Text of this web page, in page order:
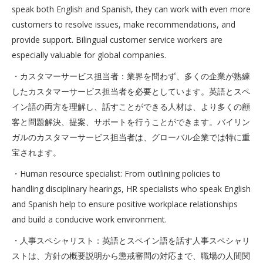
speak both English and Spanish, they can work with even more
customers to resolve issues, make recommendations, and
provide support. Bilingual customer service workers are
especially valuable for global companies.
・カスタマーサービス担当者：業界を問わず、多くの企業が熟練
したカスタマーサービス担当者を必要としています。英語とスペ
イン語の両方を理解し、話すことができる人材は、より多くの顧
客と問題解決、提案、サポートを行うことができます。バイリン
ガルのカスタマーサービス担当者は、グローバル企業では特に重
宝されます。
・Human resource specialist: From outlining policies to
handling disciplinary hearings, HR specialists who speak English
and Spanish help to ensure positive workplace relationships
and build a conducive work environment.
・人事スペシャリスト：英語とスペイン語を話す人事スペシャリ
ストは、方針の概要説明から懲戒審問の対応まで、職場の人間関